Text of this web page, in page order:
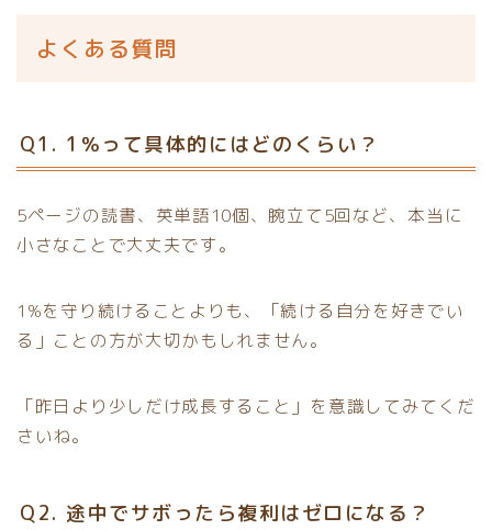
よくある質問
Q1. 1％って具体的にはどのくらい？
5ページの読書、英単語10個、腕立て5回など、本当に
小さなことで大丈夫です。
1%を守り続けることよりも、「続ける自分を好きでい
る」ことの方が大切かもしれません。
「昨日より少しだけ成長すること」を意識してみてくだ
さいね。
Q2. 途中でサボったら複利はゼロになる？